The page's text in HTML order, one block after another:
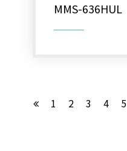
MMS-636HUL
1 2 3 4 5